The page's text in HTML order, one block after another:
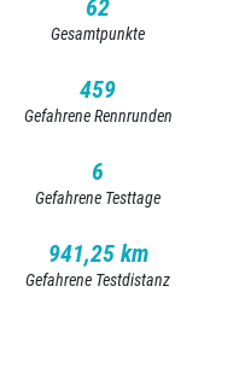
62
Gesamtpunkte
459
Gefahrene Rennrunden
6
Gefahrene Testtage
941,25 km
Gefahrene Testdistanz